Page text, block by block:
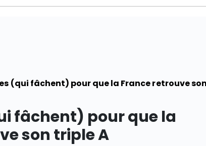
(qui fâchent) pour que la France retrouve
fâchent) pour que la
son triple A